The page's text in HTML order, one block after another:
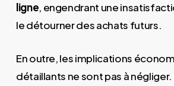
ligne, engendrant une
le détourner des achats futurs.
En outre, les implications
détaillants ne sont pas à